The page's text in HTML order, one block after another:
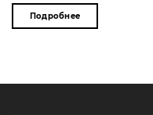
Подробнее